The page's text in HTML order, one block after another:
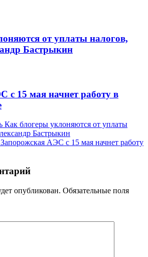
от уплаты налогов,
Бастрыкин
с 15 мая начнет работу в
Как блогеры уклоняются от уплаты
Бастрыкин
Запорожская АЭС с 15 мая начнет работу
опубликован. Обязательные поля